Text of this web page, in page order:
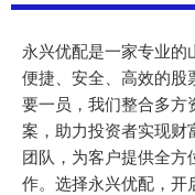
永兴优配是一家专业
便捷、安全、高效的股
要一员，我们整合多方
案，助力投资者实现财
团队，为客户提供全
作。选择永兴优配，开